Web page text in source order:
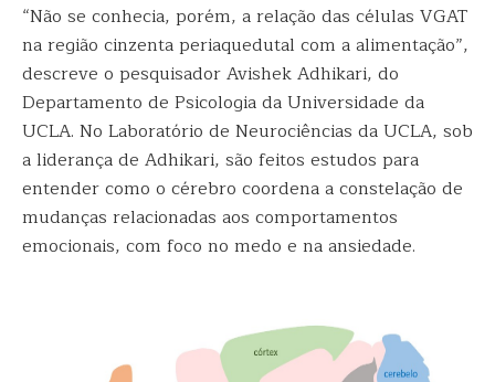
“Não se conhecia, porém, a relação das células VGAT
na região cinzenta periaquedutal com a alimentação”,
descreve o pesquisador Avishek Adhikari, do
Departamento de Psicologia da Universidade da
UCLA. No Laboratório de Neurociências da UCLA, sob
a liderança de Adhikari, são feitos estudos para
entender como o cérebro coordena a constelação de
mudanças relacionadas aos comportamentos
emocionais, com foco no medo e na ansiedade.